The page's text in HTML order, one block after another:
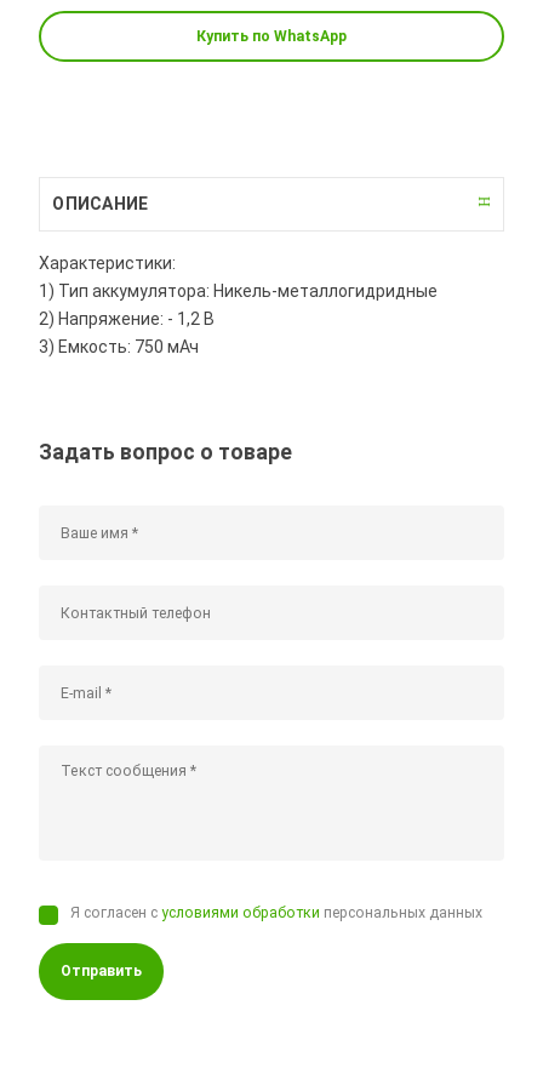
Купить по WhatsApp
ОПИСАНИЕ
Характеристики:
1) Тип аккумулятора: Никель-металлогидридные
2) Напряжение: - 1,2 В
3) Емкость: 750 мАч
Задать вопрос о товаре
Я согласен сусловиями обработки персональных данных
Отправить